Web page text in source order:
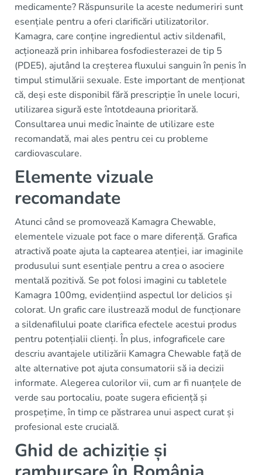
medicamente? Răspunsurile la aceste nedumeriri sunt
esențiale pentru a oferi clarificări utilizatorilor.
Kamagra, care conține ingredientul activ sildenafil,
acționează prin inhibarea fosfodiesterazei de tip 5
(PDE5), ajutând la creșterea fluxului sanguin în penis în
timpul stimulării sexuale. Este important de menționat
că, deși este disponibil fără prescripție în unele locuri,
utilizarea sigură este întotdeauna prioritară.
Consultarea unui medic înainte de utilizare este
recomandată, mai ales pentru cei cu probleme
cardiovasculare.
Elemente vizuale
recomandate
Atunci când se promovează Kamagra Chewable,
elementele vizuale pot face o mare diferență. Grafica
atractivă poate ajuta la captearea atenției, iar imaginile
produsului sunt esențiale pentru a crea o asociere
mentală pozitivă. Se pot folosi imagini cu tabletele
Kamagra 100mg, evidențiind aspectul lor delicios și
colorat. Un grafic care ilustrează modul de funcționare
a sildenafilului poate clarifica efectele acestui produs
pentru potențialii clienți. În plus, infograficele care
descriu avantajele utilizării Kamagra Chewable față de
alte alternative pot ajuta consumatorii să ia decizii
informate. Alegerea culorilor vii, cum ar fi nuanțele de
verde sau portocaliu, poate sugera eficiență și
prospețime, în timp ce păstrarea unui aspect curat și
profesional este crucială.
Ghid de achiziție și